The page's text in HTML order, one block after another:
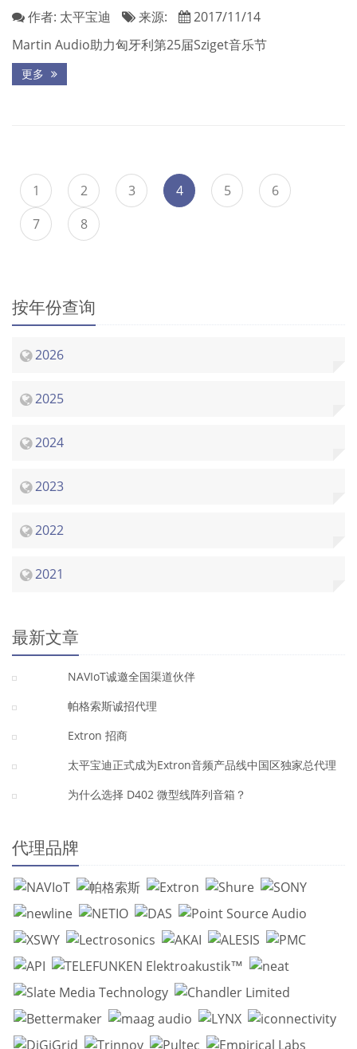
作者: 太平宝迪 来源:
2017/11/14
Martin Audio助力匈牙利第25届Sziget音乐节
更多
1 2 3 4 5
6
7
8
按年份查询
2026
2025
2024
2023
2022
2021
最新文章
NAVIoT诚邀全国渠道伙伴
帕格索斯诚招代理
Extron 招商
太平宝迪正式成为Extron音频产品线中国区独家总代理
为什么选择 D402 微型线阵列音箱？
代理品牌